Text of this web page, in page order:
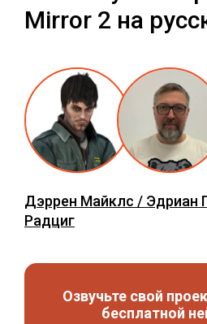
Mirror 2 на
Дэррен Майклс / Эдриан
Радциг
Озвучьте свой
бесплатной